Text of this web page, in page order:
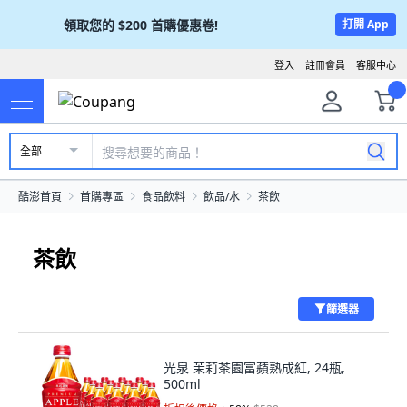
領取您的 $200 首購優惠卷! 打開 App
客服中心
註冊會員
登入
全部
酷澎首頁 首購專區 食品飲料 飲品/水 茶飲
茶飲
篩選器
光泉 茉莉茶園富蘋熟成紅, 24瓶,
500ml